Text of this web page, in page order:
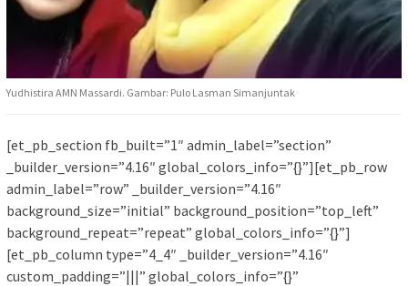
Yudhistira AMN Massardi. Gambar: Pulo Lasman Simanjuntak
[et_pb_section fb_built=”1″ admin_label=”section”
_builder_version=”4.16″ global_colors_info=”{}”][et_pb_row
admin_label=”row” _builder_version=”4.16″
background_size=”initial” background_position=”top_left”
background_repeat=”repeat” global_colors_info=”{}”]
[et_pb_column type=”4_4″ _builder_version=”4.16″
custom_padding=”|||” global_colors_info=”{}”